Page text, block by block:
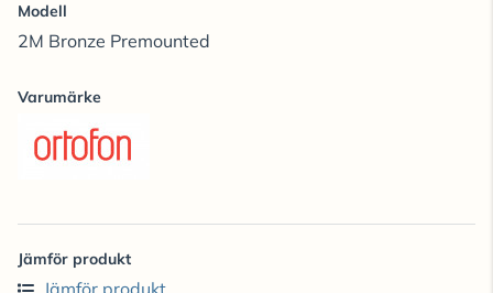
Modell
2M Bronze Premounted
Varumärke
Jämför produkt